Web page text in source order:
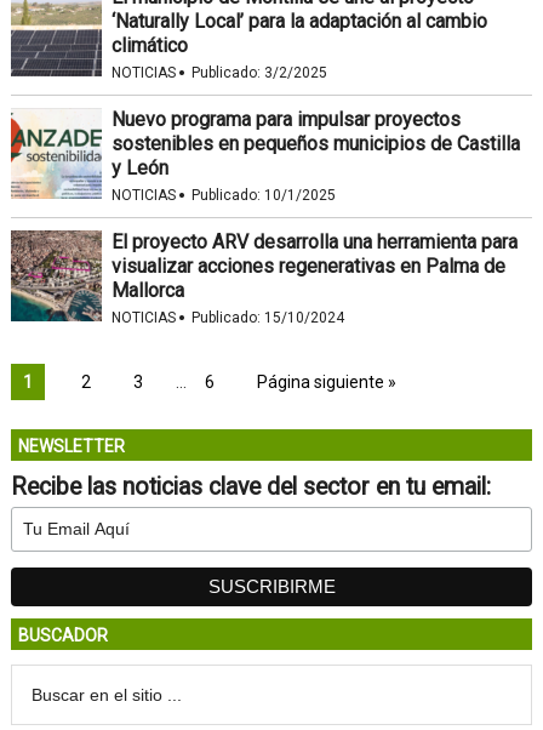
‘Naturally Local’ para la adaptación al cambio
climático
NOTICIAS · Publicado: 3/2/2025
Nuevo programa para impulsar proyectos
sostenibles en pequeños municipios de Castilla
y León
NOTICIAS · Publicado: 10/1/2025
El proyecto ARV desarrolla una herramienta para
visualizar acciones regenerativas en Palma de
Mallorca
NOTICIAS · Publicado: 15/10/2024
1 2 3 6 Página siguiente »
NEWSLETTER
Recibe las noticias clave del sector en tu email:
BUSCADOR